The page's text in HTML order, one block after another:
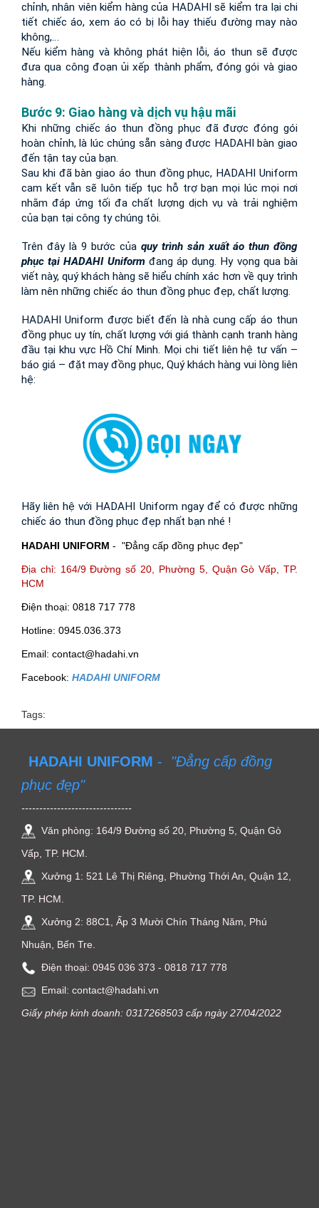
chỉnh, nhân viên kiểm hàng của HADAHI sẽ kiểm tra lại chi
tiết chiếc áo, xem áo có bị lỗi hay thiếu đường may nào
không,…
Nếu kiểm hàng và không phát hiện lỗi, áo thun sẽ được
đưa qua công đoạn ủi xếp thành phẩm, đóng gói và giao
hàng.
Bước 9: Giao hàng và dịch vụ hậu mãi
Khi những chiếc áo thun đồng phục đã được đóng gói
hoàn chỉnh, là lúc chúng sẵn sàng được HADAHI bàn giao
đến tận tay của bạn.
Sau khi đã bàn giao áo thun đồng phục, HADAHI Uniform
cam kết vẫn sẽ luôn tiếp tục hỗ trợ bạn mọi lúc mọi nơi
nhằm đáp ứng tối đa chất lượng dịch vụ và trải nghiệm
của bạn tại công ty chúng tôi.
Trên đây là 9 bước của quy trình sản xuất áo thun đồng
phục tại HADAHI Uniform đang áp dụng. Hy vọng qua bài
viết này, quý khách hàng sẽ hiểu chính xác hơn về quy trình
làm nên những chiếc áo thun đồng phục đẹp, chất lượng.
HADAHI Uniform được biết đến là nhà cung cấp áo thun
đồng phục uy tín, chất lượng với giá thành cạnh tranh hàng
đầu tại khu vực Hồ Chí Minh. Mọi chi tiết liên hệ tư vấn –
báo giá – đặt may đồng phục, Quý khách hàng vui lòng liên
hệ:
Hãy liên hệ với HADAHI Uniform ngay để có được những
chiếc áo thun đồng phục đẹp nhất bạn nhé !
HADAHI UNIFORM - "Đẳng cấp đồng phục đẹp"
Địa chỉ: 164/9 Đường số 20, Phường 5, Quận Gò Vấp, TP.
HCM
Điện thoại: 0818 717 778
Hotline: 0945.036.373
Email: contact@hadahi.vn
Facebook: HADAHI UNIFORM
Tags:
HADAHI UNIFORM - "Đẳng cấp đồng
phục đẹp"
-------------------------------
Văn phòng: 164/9 Đường số 20, Phường 5, Quận Gò
Vấp, TP. HCM.
Xưởng 1: 521 Lê Thị Riêng, Phường Thới An, Quận 12,
TP. HCM.
Xưởng 2: 88C1, Ấp 3 Mười Chín Tháng Năm, Phú
Nhuận, Bến Tre.
Điện thoại: ‭0945 036 373‬ - 0818 717 778
Email: contact@hadahi.vn
Giấy phép kinh doanh: 0317268503 cấp ngày 27/04/2022